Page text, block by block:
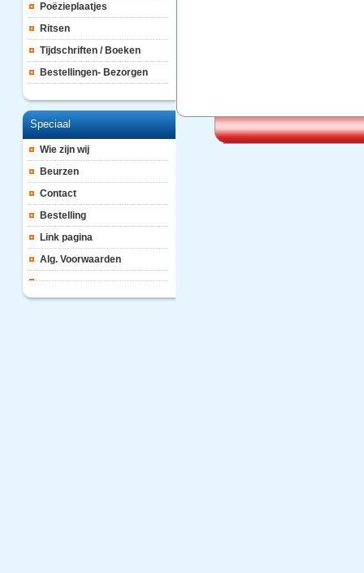
Poëzieplaatjes
Ritsen
Tijdschriften / Boeken
Bestellingen- Bezorgen
Speciaal
Wie zijn wij
Beurzen
Contact
Bestelling
Link pagina
Alg. Voorwaarden